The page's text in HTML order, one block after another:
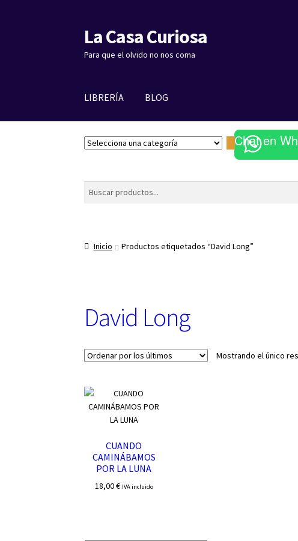
Ir
a
la
Ir
al
contenido
La Casa Curiosa
Para que el olvido no nos coma
LIBRERÍA BLOG
S
e
n
c
a
e
r
Chat en
Buscar
Inicio Productos etiquetados “David Long”
David Long
Mostrando el único
CUANDO
CAMINÁBAMOS
POR LA LUNA
18,00€ IVA incluido